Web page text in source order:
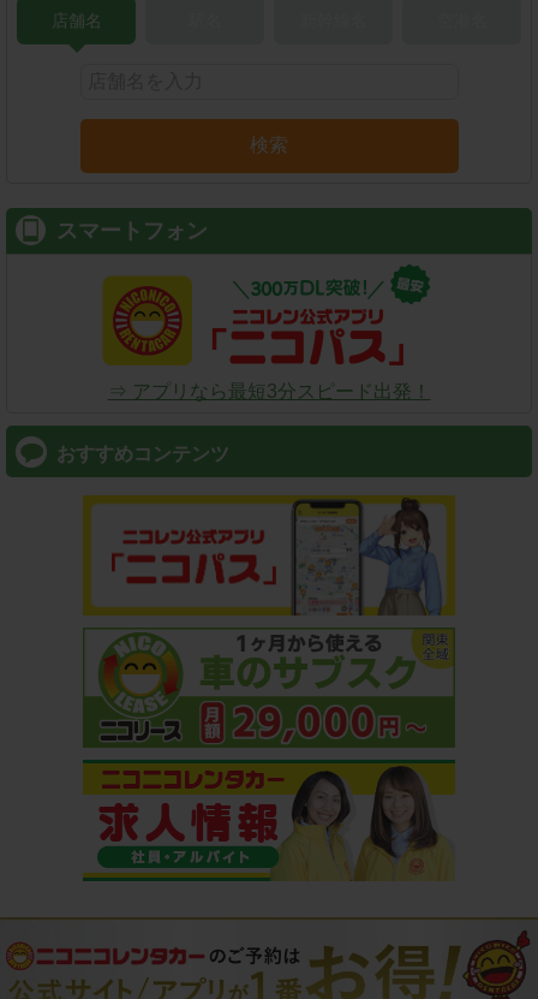
店舗名
検索
スマートフォン
⇒ アプリなら最短3分スピード出発！
おすすめコンテンツ